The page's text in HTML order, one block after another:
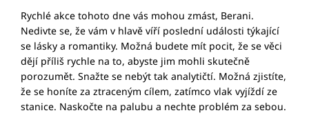
Rychlé akce tohoto dne vás mohou zmást, Berani.
Nedivte se, že vám v hlavě víří poslední události týkající
se lásky a romantiky. Možná budete mít pocit, že se věci
dějí příliš rychle na to, abyste jim mohli skutečně
porozumět. Snažte se nebýt tak analytičtí. Možná zjistíte,
že se honíte za ztraceným cílem, zatímco vlak vyjíždí ze
stanice. Naskočte na palubu a nechte problém za sebou.